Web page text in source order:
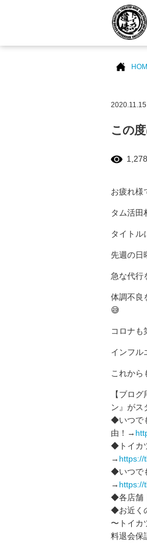
2020.11.15
この
1,278
お疲れ様
タム活田
タイトル
先週の日
急な代行
体調不良
😅
コロナも
インフル
これから
【ブロ
ン』が
◆いつで
由！‬‪→
◆トイカ
→ https://
◆いつで
→ https://
◆各店舗
◆お近く
〜トイ
料退会保